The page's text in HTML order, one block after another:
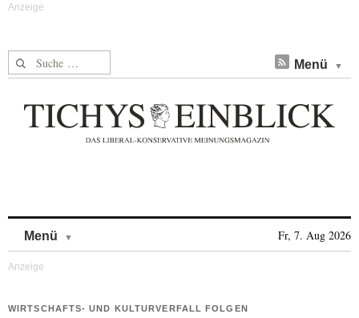
Suche nach: Menü
Menü Fr, 7. Aug 2026
WIRTSCHAFTS- UND KULTURVERFALL FOLGEN